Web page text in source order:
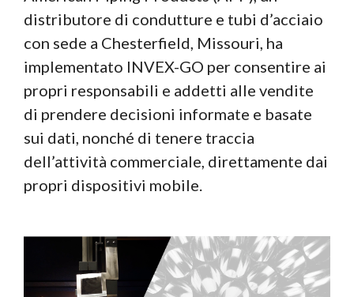
distributore di condutture e tubi d’acciaio
con sede a Chesterfield, Missouri, ha
implementato INVEX-GO per consentire ai
propri responsabili e addetti alle vendite
di prendere decisioni informate e basate
sui dati, nonché di tenere traccia
dell’attività commerciale, direttamente dai
propri dispositivi mobile.